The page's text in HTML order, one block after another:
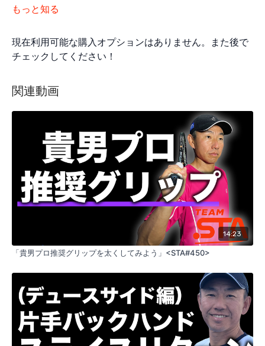
もっと知る
現在利用可能な購入オプションはありません。また後で
チェックしてください！
関連動画
14:23
「貴男プロ推奨グリップを太くしてみよう」<STA#450>